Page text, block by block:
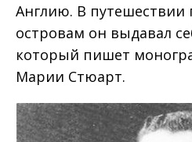
Англию. В путешествии
островам он выдавал
который пишет
Марии Стюарт.